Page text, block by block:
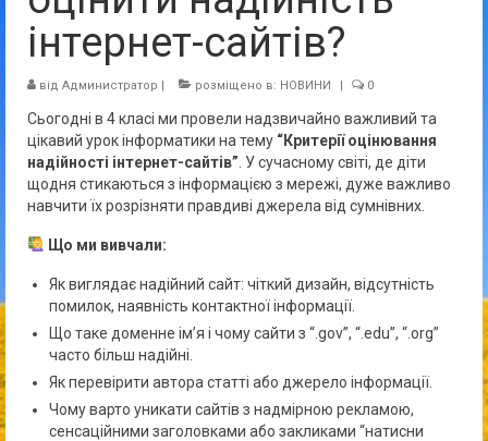
інтернет-сайтів?
від Администратор | розміщено в: НОВИНИ | 0
Сьогодні в 4 класі ми провели надзвичайно важливий та
цікавий урок інформатики на тему “Критерії оцінювання
надійності інтернет-сайтів” . У сучасному світі, де діти
щодня стикаються з інформацією з мережі, дуже важливо
навчити їх розрізняти правдиві джерела від сумнівних.
Що ми вивчали:
Як виглядає надійний сайт: чіткий дизайн, відсутність
помилок, наявність контактної інформації.
Що таке доменне ім’я і чому сайти з “.gov”, “.edu”, “.org”
часто більш надійні.
Як перевірити автора статті або джерело інформації.
Чому варто уникати сайтів з надмірною рекламою,
сенсаційними заголовками або закликами “натисни